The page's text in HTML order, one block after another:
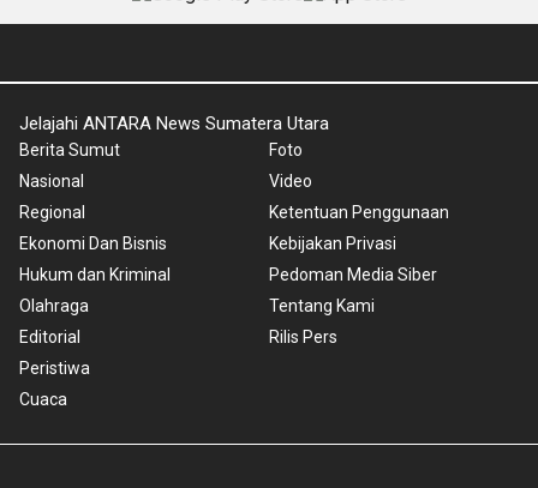
Jelajahi ANTARA News Sumatera Utara
Berita Sumut
Nasional
Regional
Ekonomi Dan Bisnis
Hukum dan Kriminal
Olahraga
Editorial
Peristiwa
Cuaca
Foto
Video
Ketentuan Penggunaan
Kebijakan Privasi
Pedoman Media Siber
Tentang Kami
Rilis Pers